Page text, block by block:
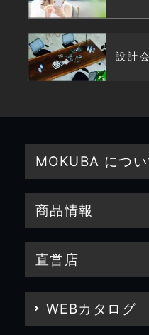
設計
MOKUBA につい
商品情報
直営店
WEBカタログ